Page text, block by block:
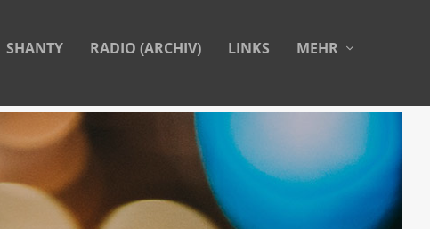
SHANTY RADIO (ARCHIV) LINKS MEHR